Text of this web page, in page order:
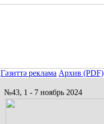
Гәзиттә реклама Архив (PDF)
№43, 1 - 7 ноябрь 2024